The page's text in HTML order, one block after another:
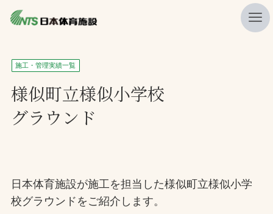
私たちの強み
ニュース
プレスリリース
施工・管理実績一覧
会社概要
施工・管理実績一覧
様似町立様似小学校
グラウンド
日本体育施設が施工を担当した様似町立様似小学
校グラウンドをご紹介します。